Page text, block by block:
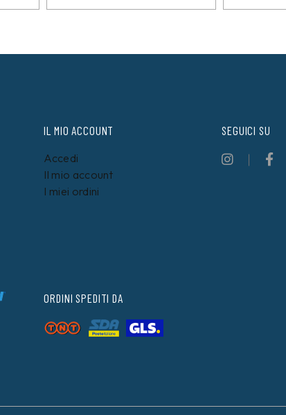
IL MIO ACCOUNT
Accedi
Il mio account
I miei ordini
ORDINI SPEDITI DA
SEGUICI SU